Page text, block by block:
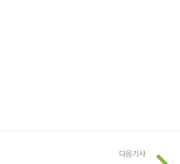
다음기사